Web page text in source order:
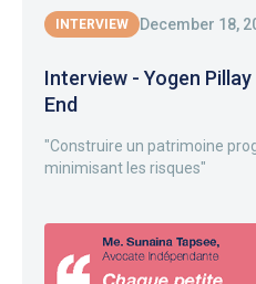
INTERVIEW December 18,
Interview - Yogen
End
"Construire un patrimoine
minimisant les risques"